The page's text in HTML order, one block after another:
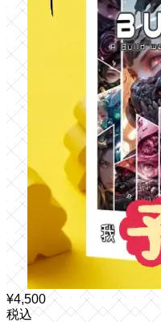
¥4,500
税込